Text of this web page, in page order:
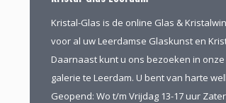
Kristal-Glas is de online Glas &
voor al uw Leerdamse Glaskunst en
Daarnaast kunt u ons bezoeken in onze
galerie te Leerdam. U bent van harte
Geopend: Wo t/m Vrijdag 13-17 uur